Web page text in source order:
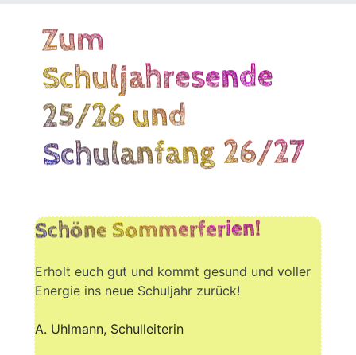
Zum
Schuljahresende
25/26 und
Schulanfang 26/27
Schöne Sommerferien!
Erholt euch gut und kommt gesund und vol­ler
Ener­gie ins neue Schul­jahr zurück!
A. Uhl­mann, Schulleiterin